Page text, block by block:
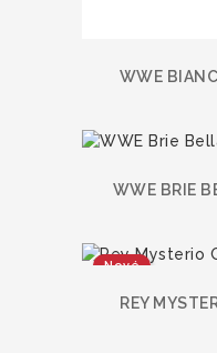
WWE
WWE BRIE
Nové
REY